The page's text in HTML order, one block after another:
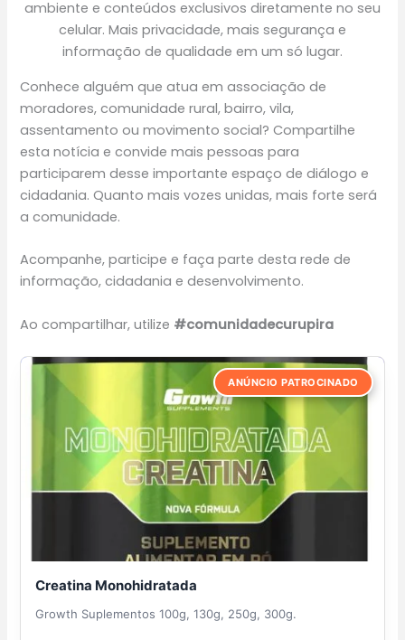
ambiente e conteúdos exclusivos diretamente no seu
celular. Mais privacidade, mais segurança e
informação de qualidade em um só lugar.
Conhece alguém que atua em associação de
moradores, comunidade rural, bairro, vila,
assentamento ou movimento social? Compartilhe
esta notícia e convide mais pessoas para
participarem desse importante espaço de diálogo e
cidadania. Quanto mais vozes unidas, mais forte será
a comunidade.
Acompanhe, participe e faça parte desta rede de
informação, cidadania e desenvolvimento.
Ao compartilhar, utilize #comunidadecurupira
ANÚNCIO PATROCINADO
Creatina Monohidratada
Growth Suplementos 100g, 130g, 250g, 300g.